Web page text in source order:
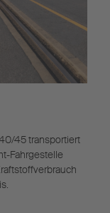
45 transportiert
Fahrgestelle